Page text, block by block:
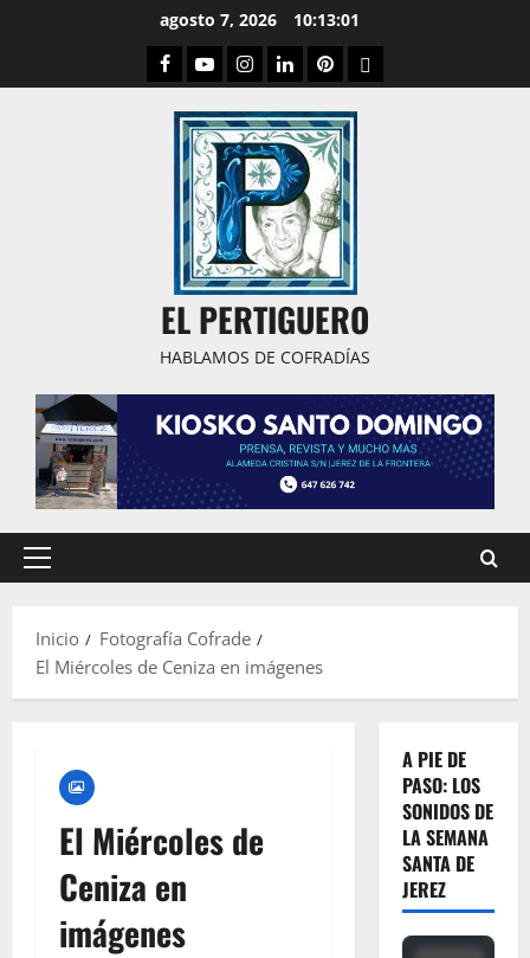
agosto 7, 2026 10:13:02
Facebook
YoutubeInstagram
LinkedPinterestDribbble
EL PERTIGUERO
HABLAMOS DE COFRADÍAS
Menú
Inicio
Fotografía Cofrade
El Miércoles de Ceniza en imágenes
El Miércoles de
Ceniza en
imágenes
A PIE DE
PASO: LOS
SONIDOS DE
LA SEMANA
SANTA DE
JEREZ